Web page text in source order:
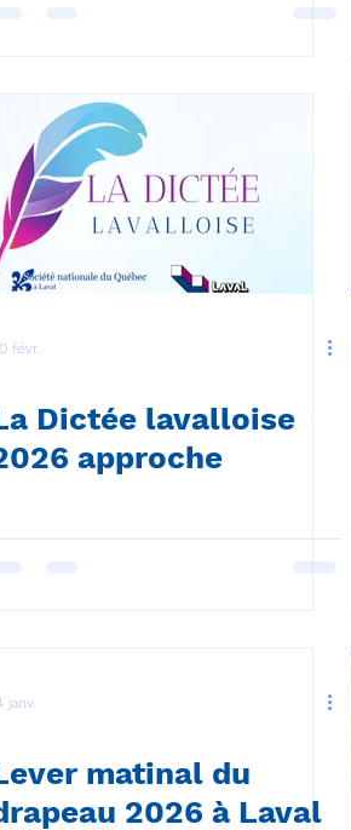
févr.
Dictée lavalloise
approche
janv.
matinal du
2026 à Laval